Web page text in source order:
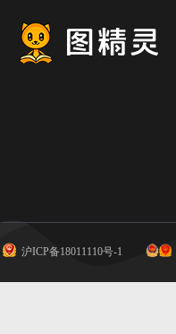
沪ICP备18011110号-1